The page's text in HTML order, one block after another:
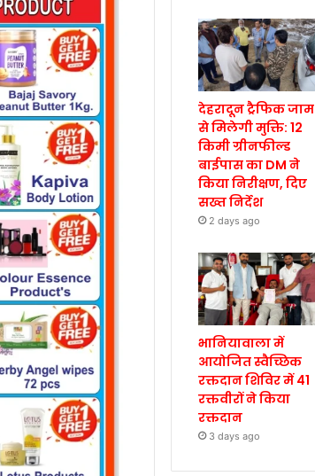
देहरादून ट्रैफिक जाम
से मिलेगी मुक्ति: 12
किमी ग्रीनफील्ड
बाईपास का DM ने
किया निरीक्षण, दिए
सख्त निर्देश
2 days ago
भानियावाला में
आयोजित स्वैच्छिक
रक्तदान शिविर में 41
रक्तवीरों ने किया
रक्तदान
3 days ago